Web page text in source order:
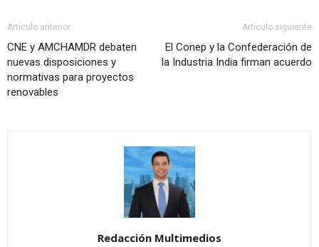
Artículo anterior
CNE y AMCHAMDR debaten
nuevas disposiciones y
normativas para proyectos
renovables
Artículo siguiente
El Conep y la Confederación de
la Industria India firman acuerdo
Redacción Multimedios